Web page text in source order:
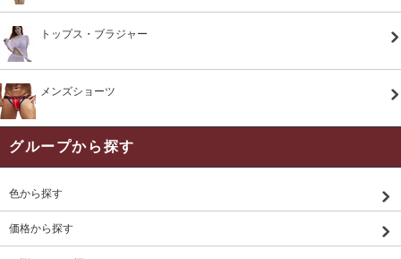
トップス・ブラジャー
メンズショーツ
グループから探す
色から探す
価格から探す